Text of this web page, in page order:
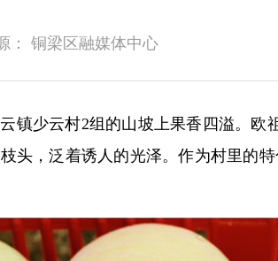
： 铜梁区融媒体中心
镇少云村2组的山坡上果香四溢。欧
头，泛着诱人的光泽。作为村里的